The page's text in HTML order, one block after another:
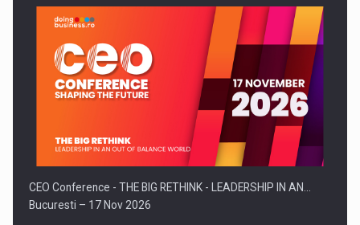
CEO Conference - THE BIG RETHINK - LEADERSHIP IN AN…
Bucuresti – 17 Nov 2026